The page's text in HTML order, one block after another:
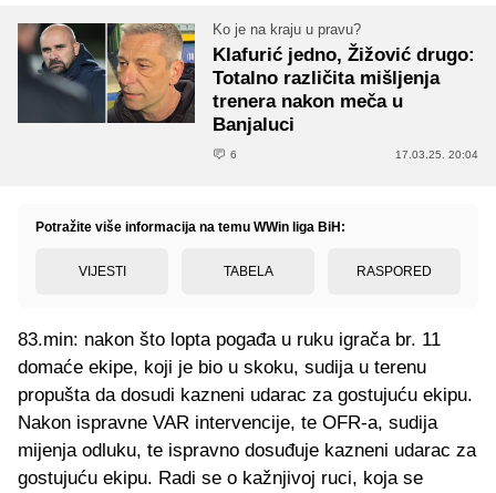
Ko je na kraju u pravu?
Klafurić jedno, Žižović drugo:
Totalno različita mišljenja
trenera nakon meča u
Banjaluci
6 17.03.25. 20:04
Potražite više informacija na temu WWin liga BiH:
VIJESTI TABELA RASPORED
83.min: nakon što lopta pogađa u ruku igrača br. 11
domaće ekipe, koji je bio u skoku, sudija u terenu
propušta da dosudi kazneni udarac za gostujuću ekipu.
Nakon ispravne VAR intervencije, te OFR-a, sudija
mijenja odluku, te ispravno dosuđuje kazneni udarac za
gostujuću ekipu. Radi se o kažnjivoj ruci, koja se